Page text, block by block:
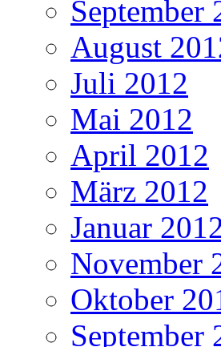
September
August
Juli 2012
Mai 2012
April 2012
März 2012
Januar
November
Oktober
September